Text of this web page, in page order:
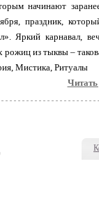
начинают
праздник,
Яркий карнавал,
из тыквы –
Мистика, Ритуалы
Читать